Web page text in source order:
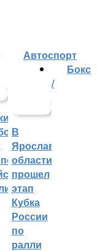
Автоспорт
В
Ярославской
области
прошел
этап
Кубка
России
по
ралли
Бокс
/